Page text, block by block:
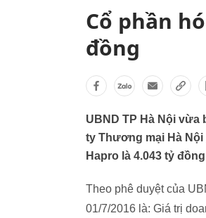
Cổ phần
đồng
UBND TP Hà Nội
ty Thương mại Hà Nội
Hapro là 4.043 tỷ
Theo phê duyệt của
01/7/2016 là: Giá trị